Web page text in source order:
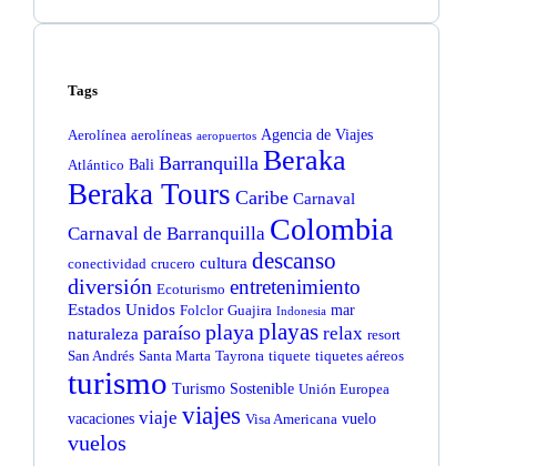
Tags
Aerolínea aerolíneas aeropuertos Agencia de Viajes
Atlántico Bali Barranquilla Beraka
Beraka Tours Caribe Carnaval
Carnaval de Barranquilla Colombia
conectividad crucero cultura descanso
diversión Ecoturismo entretenimiento
Estados Unidos Folclor Guajira Indonesia mar
naturaleza paraíso playa playas relax resort
San Andrés Santa Marta Tayrona tiquete tiquetes aéreos
turismo Turismo Sostenible Unión Europea
vacaciones viaje viajes Visa Americana vuelo
vuelos